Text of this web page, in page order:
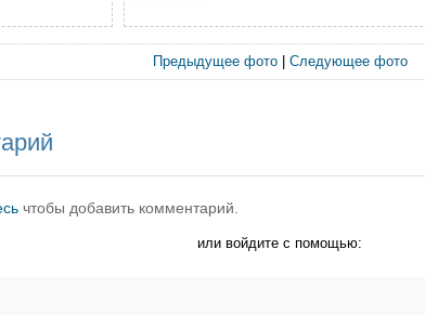
Предыдущее фото| Следующее фото
чтобы добавить комментарий.
или войдите с помощью: